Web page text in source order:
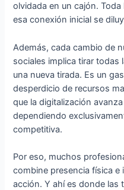
olvidada en un cajón.
esa conexión inicial se
Además, cada cambio de
sociales implica tirar todas
una nueva tirada. Es un
desperdicio de recursos
que la digitalización
dependiendo
competitiva.
Por eso, muchos
combine presencia física e
acción. Y ahí es donde las